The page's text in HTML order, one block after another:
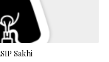
Sakhi